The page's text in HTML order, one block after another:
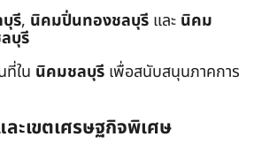
รี, นิคมปิ่นทองชลบุรี และ นิคม
บุรี
ใน นิคมชลบุรี เพื่อสนับสนุนภาคการ
ะเขตเศรษฐกิจพิเศษ